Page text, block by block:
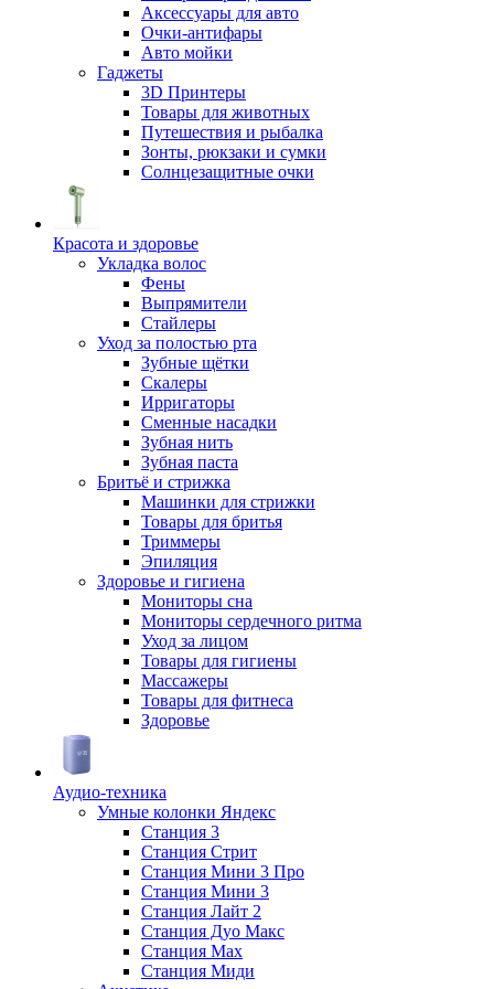
Аксессуары для авто
Очки-антифары
Авто мойки
Гаджеты
3D Принтеры
Товары для животных
Путешествия и рыбалка
Зонты, рюкзаки и сумки
Солнцезащитные очки
Красота и здоровье
Укладка волос
Фены
Выпрямители
Стайлеры
Уход за полостью рта
Зубные щётки
Скалеры
Ирригаторы
Сменные насадки
Зубная нить
Зубная паста
Бритьё и стрижка
Машинки для стрижки
Товары для бритья
Триммеры
Эпиляция
Здоровье и гигиена
Мониторы сна
Мониторы сердечного ритма
Уход за лицом
Товары для гигиены
Массажеры
Товары для фитнеса
Здоровье
Аудио-техника
Умные колонки Яндекс
Станция 3
Станция Стрит
Станция Мини 3 Про
Станция Мини 3
Станция Лайт 2
Станция Дуо Макс
Станция Max
Станция Миди